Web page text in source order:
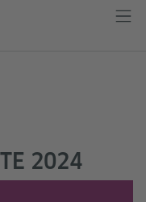
2024